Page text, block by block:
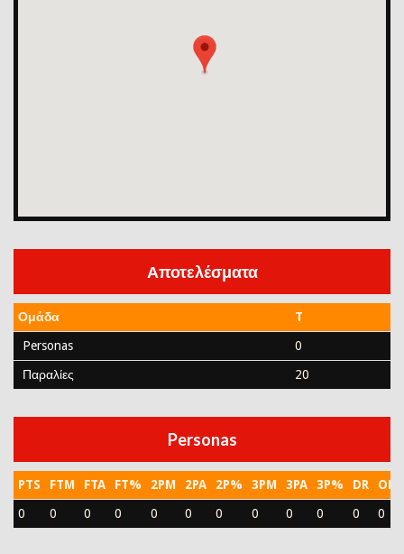
Αποτελέσματα
Ομάδα
T
Personas
0
Παραλίες
20
Personas
PTS FTM FTA FT% 2PM 2PA 2P% 3PM 3PA 3P% DR
OR
0
0 0 0 0 0 0 0 0 0 0 0